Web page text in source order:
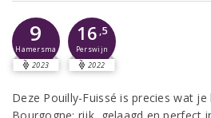
9
Hamersma
2023
16 ,5
Perswijn
2022
Deze Pouilly-Fuissé is precies wat